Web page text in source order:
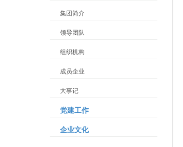
集团简介
领导团队
组织机构
成员企业
大事记
党建工作
企业文化